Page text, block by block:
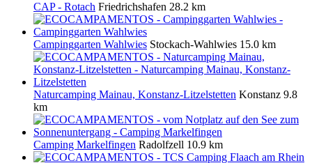
CAP - Rotach Friedrichshafen 28.2 km
Campinggarten Wahlwies Stockach-Wahlwies 15.0 km
Naturcamping Mainau, Konstanz-Litzelstetten Konstanz 9.8
km
Camping Markelfingen Radolfzell 10.9 km